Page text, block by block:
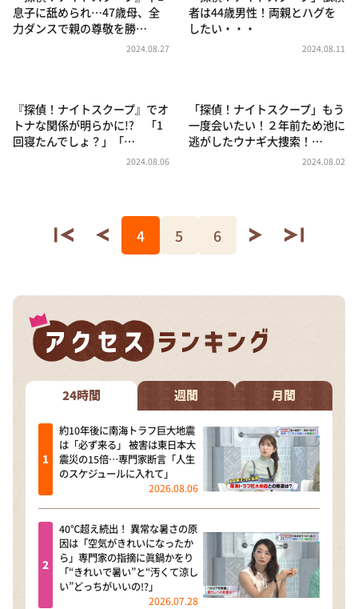
息子に舐められ…47歳母、全
力ダンスで親の尊敬を勝…
2024.08.27
者は44歳男性！両親とハグを
したい・・・
2024.08.11
『探偵！ナイトスクープ』でオ
トナな関係が明らかに!? 「1
回寝たんでしょ？」「…
2024.08.06
「探偵！ナイトスクープ」もう
一度会いたい！２年前ため池に
逃がしたウナギ大捜索！…
2024.08.02
4 5 6
24時間 週間 月間
約10年後に南海トラフ巨大地震
は「必ず来る」 被害は東日本大
震災の15倍…専門家断言「人生
のスケジュールに入れて」
2026.08.06
40℃超え続出！ 異常な暑さの原
因は「空気がきれいになったか
ら」専門家の指摘に眞鍋かをり
「“きれいで暑い”と“汚くて涼し
い”どっちがいいの!?」
2026.07.28